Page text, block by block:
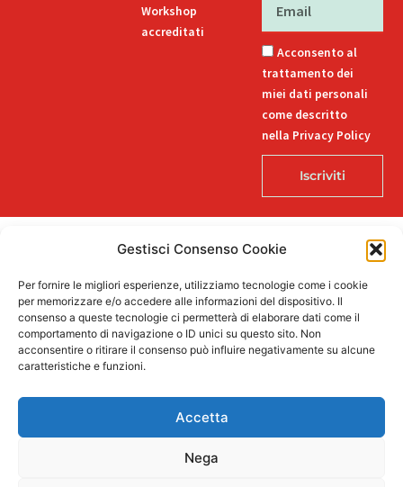
Gestisci Consenso Cookie
Per fornire le migliori esperienze, utilizziamo tecnologie come i cookie
per memorizzare e/o accedere alle informazioni del dispositivo. Il
consenso a queste tecnologie ci permetterà di elaborare dati come il
comportamento di navigazione o ID unici su questo sito. Non
acconsentire o ritirare il consenso può influire negativamente su alcune
caratteristiche e funzioni.
Accetta
Nega
Workshop
accreditati
Acconsento al
trattamento dei
miei dati personali
come descritto
nella Privacy Policy
Iscriviti
Buozzi 12, 39100 Bolzano – P.IVA/CF 02757850215
L
i
n
k
e
-
F
a
c
e
-
I
n
s
t
a
m
T
i
k
t
P
i
n
t
t
n. 71.06.2024.00548 Provvedimento concessivo: decreto del
12.11.2024, n. 18632/2024